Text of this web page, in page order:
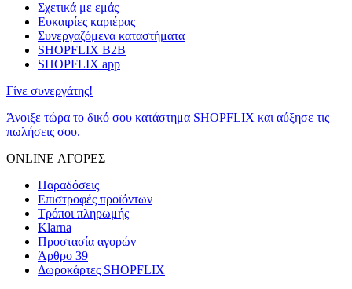
Σχετικά με εμάς
Ευκαιρίες καριέρας
Συνεργαζόμενα καταστήματα
SHOPFLIX B2B
SHOPFLIX app
Γίνε συνεργάτης!
Άνοιξε τώρα το δικό σου κατάστημα SHOPFLIX και αύξησε τις
πωλήσεις σου.
ONLINE ΑΓΟΡΕΣ
Παραδόσεις
Επιστροφές προϊόντων
Τρόποι πληρωμής
Klarna
Προστασία αγορών
Άρθρο 39
Δωροκάρτες SHOPFLIX